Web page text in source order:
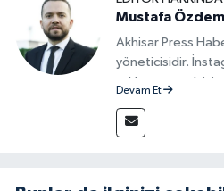
Mustafa
Akhisar Press
yöneticisidir.
reklam vermek
Devam Et